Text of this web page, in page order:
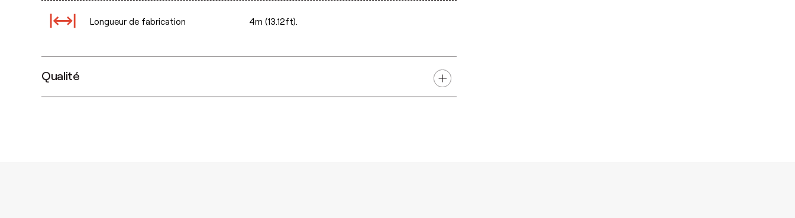
Longueur de fabrication 4m (13.12ft).
Qualité